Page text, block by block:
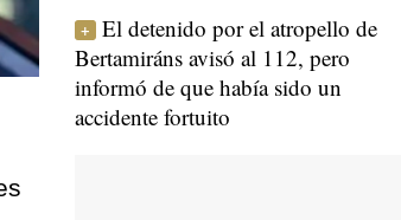
El detenido por el atropello de
Bertamiráns avisó al 112, pero
informó de que había sido un
accidente fortuito